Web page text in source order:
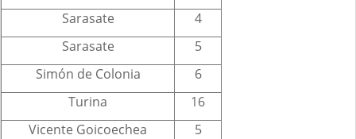
Sarasate
4
Sarasate
5
Simón de Colonia
6
Turina
16
Vicente Goicoechea
5